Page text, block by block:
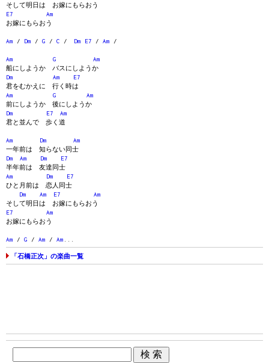
そして明日は お嫁にもらおう
E7
Am
お嫁にもらおう
Am / Dm / G / C / Dm E7 / Am /
Am G
Am
船にしようか バスにしようか
Dm
Am
E7
君をむかえに 行く時は
Am
G
Am
前にしようか 後にしようか
Dm
E7
Am
君と並んで 歩く道
Am Dm
Am
一年前は 知らない同士
Dm
Am Dm
E7
半年前は 友達同士
Am
Dm
E7
ひと月前は 恋人同士
Dm
Am E7
Am
そして明日は お嫁にもらおう
E7
Am
お嫁にもらおう
Am / G / Am / Am
「石橋正次」の楽曲一覧